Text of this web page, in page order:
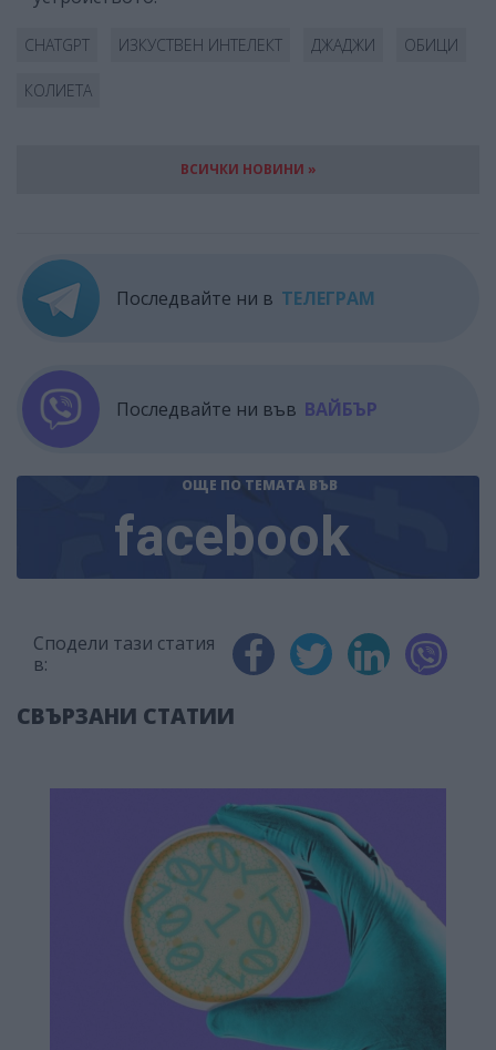
CHATGPT ИЗКУСТВЕН ИНТЕЛЕКТ ДЖАДЖИ ОБИЦИ
КОЛИЕТА
ВСИЧКИ НОВИНИ »
Последвайте ни в ТЕЛЕГРАМ
Последвайте ни във ВАЙБЪР
ОЩЕ ПО ТЕМАТА ВЪВ
facebook
Сподели тази статия
в:
СВЪРЗАНИ СТАТИИ